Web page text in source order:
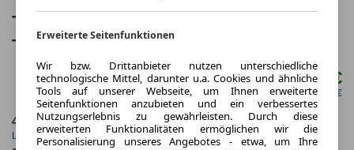
Toyota C-HR 2.0-l-VVT-i Hybrid
Teamplayer 5 Türen
ab mtl. 298,00 €
netto mtl. 250,42 €
48 Monate
Laufzeit
10.000 km
Kilometerstand
Erweiterte Seitenfunktionen
Wir bzw. Drittanbieter nutzen unterschiedliche
technologische Mittel, darunter u.a. Cookies und ähnliche
Tools auf unserer Webseite, um Ihnen erweiterte
Seitenfunktionen anzubieten und ein verbessertes
Nutzungserlebnis zu gewährleisten. Durch diese
erweiterten Funktionalitäten ermöglichen wir die
Personalisierung unseres Angebotes - etwa, um Ihre